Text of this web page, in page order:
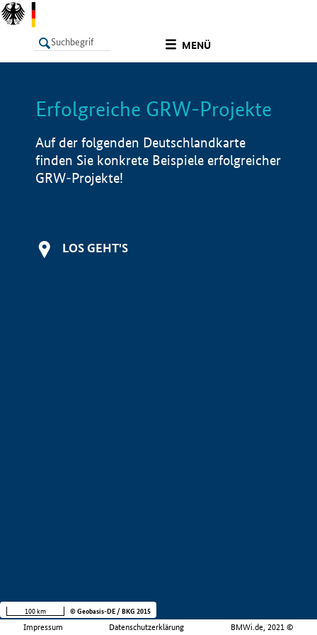
MENÜ
LISTE Info
Erfolgreiche GRW-Projekte
Auf der folgenden Deutschlandkarte
finden Sie konkrete Beispiele erfolgreicher
GRW-Projekte!
LOS GEHT'S
Impressum Datenschutzerklärung BMWi.de, 2021 ©
100 km © Geobasis-DE / BKG 2015